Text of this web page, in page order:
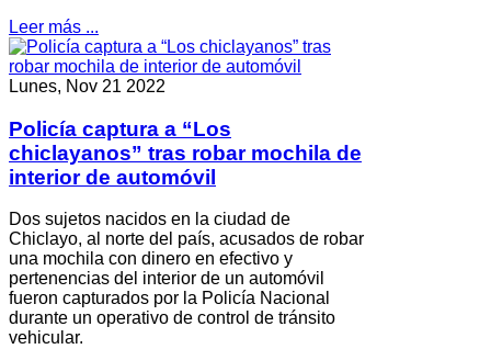
Leer más ...
Lunes, Nov 21 2022
Policía captura a “Los
chiclayanos” tras robar mochila de
interior de automóvil
Dos sujetos nacidos en la ciudad de
Chiclayo, al norte del país, acusados de robar
una mochila con dinero en efectivo y
pertenencias del interior de un automóvil
fueron capturados por la Policía Nacional
durante un operativo de control de tránsito
vehicular.